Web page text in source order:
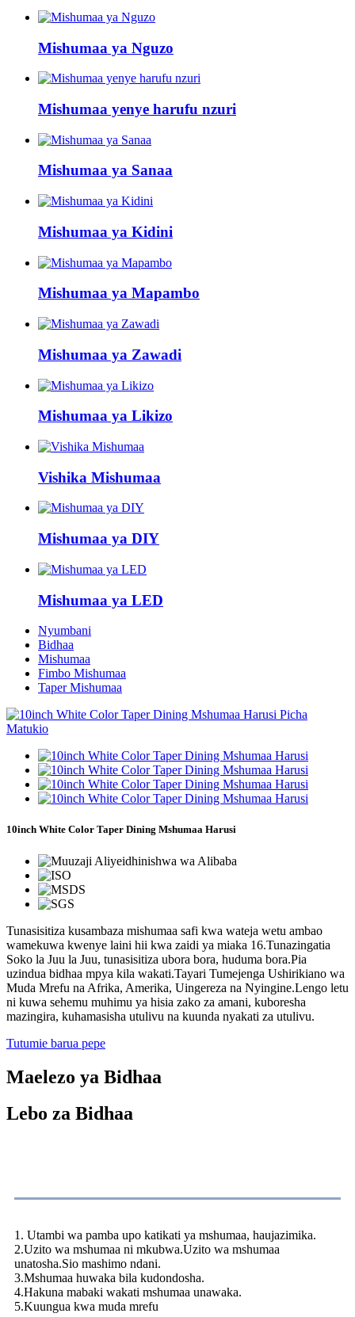
Mishumaa ya Nguzo
Mishumaa yenye harufu nzuri
Mishumaa ya Sanaa
Mishumaa ya Kidini
Mishumaa ya Mapambo
Mishumaa ya Zawadi
Mishumaa ya Likizo
Vishika Mishumaa
Mishumaa ya DIY
Mishumaa ya LED
Nyumbani
Bidhaa
Mishumaa
Fimbo Mishumaa
Taper Mishumaa
10inch White Color Taper Dining Mshumaa Harusi
Tunasisitiza kusambaza mishumaa safi kwa wateja wetu ambao
wamekuwa kwenye laini hii kwa zaidi ya miaka 16.Tunazingatia
Soko la Juu la Juu, tunasisitiza ubora bora, huduma bora.Pia
uzindua bidhaa mpya kila wakati.Tayari Tumejenga Ushirikiano wa
Muda Mrefu na Afrika, Amerika, Uingereza na Nyingine.Lengo letu
ni kuwa sehemu muhimu ya hisia zako za amani, kuboresha
mazingira, kuhamasisha utulivu na kuunda nyakati za utulivu.
Tutumie barua pepe
Maelezo ya Bidhaa
Lebo za Bidhaa
1. Utambi wa pamba upo katikati ya mshumaa, haujazimika.
2.Uzito wa mshumaa ni mkubwa.Uzito wa mshumaa
unatosha.Sio mashimo ndani.
3.Mshumaa huwaka bila kudondosha.
4.Hakuna mabaki wakati mshumaa unawaka.
5.Kuungua kwa muda mrefu